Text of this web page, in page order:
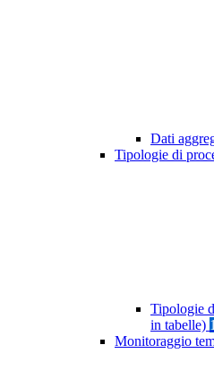
Dati
Tipologie di
Tipologie
in tabelle) 1
Monitoraggio